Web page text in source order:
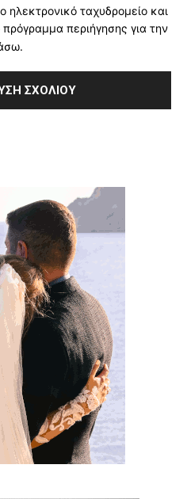
ταχυδρομείο και
περιήγησης για την